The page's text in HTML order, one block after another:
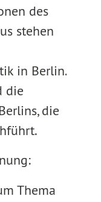
des
stehen
in Berlin.
die
die
Thema